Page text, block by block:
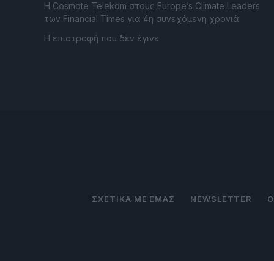
Η Cosmote Telekom στους Europe’s Climate Leaders
των Financial Times για 4η συνεχόμενη χρονιά
Η επιστροφή που δεν έγινε
ΣΧΕΤΙΚΑ ΜΕ ΕΜΑΣ NEWSLETTER